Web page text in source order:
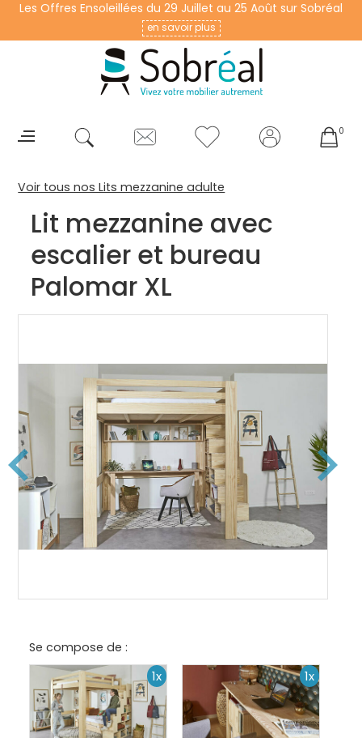
Les Offres Ensoleillées du 29 Juillet au 25 Août sur Sobréal
en savoir plus
0
Voir tous nos Lits mezzanine adulte
Lit mezzanine avec
escalier et bureau
Palomar XL
Se compose de :
1x 1x